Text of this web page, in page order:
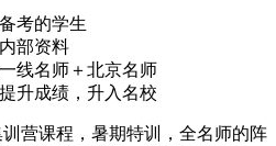
考的学生
部资料
线名师＋北京名师
升成绩，升入名校
营课程，暑期特训，全名师的阵